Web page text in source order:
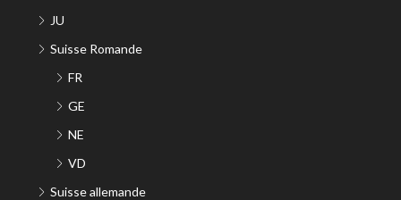
JU
Suisse Romande
FR
GE
NE
VD
Suisse allemande